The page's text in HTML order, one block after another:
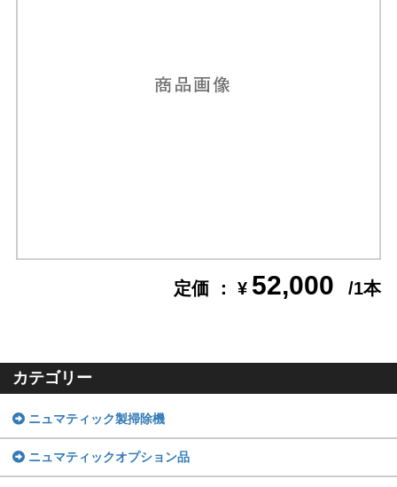
定価 ： ¥ 52,000 /1本
カテゴリー
ニュマティック製掃除機
ニュマティックオプション品